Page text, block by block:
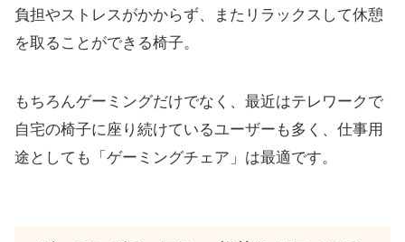
負担やストレスがかからず、またリラックスして休憩
を取ることができる椅子。
もちろんゲーミングだけでなく、最近はテレワークで
自宅の椅子に座り続けているユーザーも多く、仕事用
途としても「ゲーミングチェア」は最適です。